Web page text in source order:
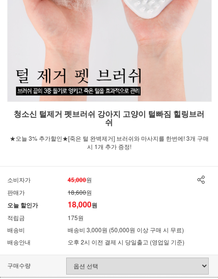
청소신 털제거 펫브러쉬 강아지 고양이 털빠짐 힐링브러
쉬
★오늘 3% 추가할인★[죽은 털 완벽제거] 브러쉬와 마사지를 한번에! 3개 구매
시 1개 추가 증정!
소비자가 45,000원
판매가
18,600원
오늘 할인가 18,000원
적립금
175원
배송비
배송비 3,000원 (50,000원 이상 구매 시 무료)
배송안내
오후 2시 이전 결제 시 당일출고 (영업일 기준)
구매수량